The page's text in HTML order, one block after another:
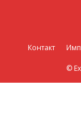
Контакт
©